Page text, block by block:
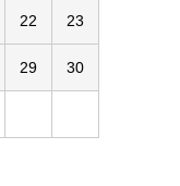
22 23
29 30